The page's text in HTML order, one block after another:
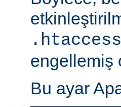
.htaccess
engellemiş
Bu ayar